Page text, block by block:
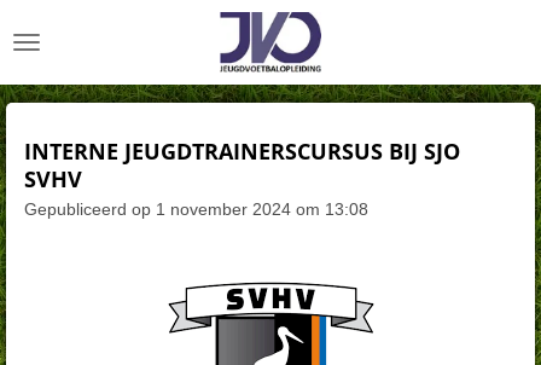
direct
de
INTERNE JEUGDTRAINERSCURSUS BIJ SJO
SVHV
Gepubliceerd op 1 november 2024 om 13:08